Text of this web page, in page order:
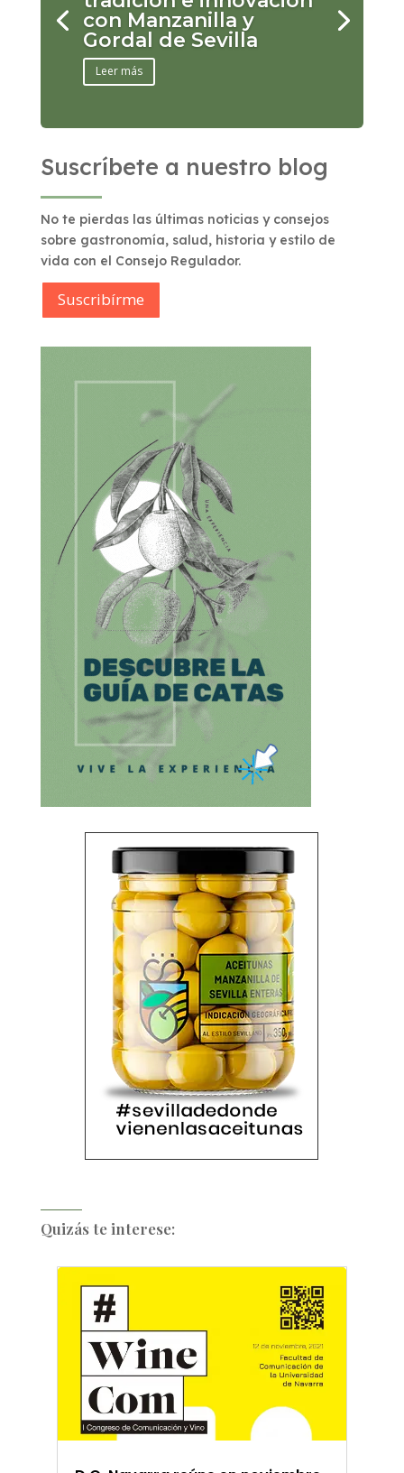
con Manzanilla y
Gordal de Sevilla
Leer más
Suscríbete a nuestro blog
No te pierdas las últimas noticias y consejos
sobre gastronomía, salud, historia y estilo de
vida con el Consejo Regulador.
Suscribírme
Quizás te interese: